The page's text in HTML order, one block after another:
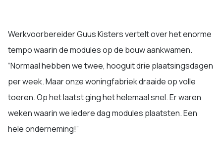
Werkvoorbereider Guus Kisters vertelt over het enorme
tempo waarin de modules op de bouw aankwamen.
“Normaal hebben we twee, hooguit drie plaatsingsdagen
per week. Maar onze woningfabriek draaide op volle
toeren. Op het laatst ging het helemaal snel. Er waren
weken waarin we iedere dag modules plaatsten. Een
hele onderneming!”